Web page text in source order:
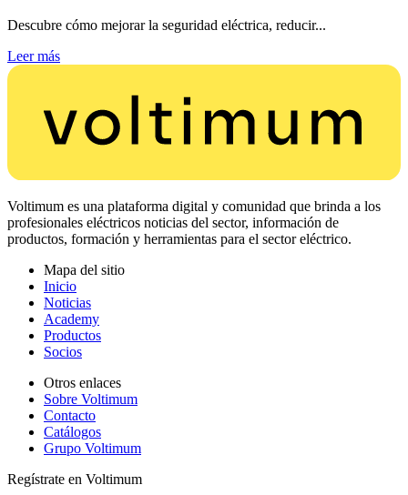
Descubre cómo mejorar la seguridad eléctrica, reducir...
Leer más
Voltimum es una plataforma digital y comunidad que brinda a los
profesionales eléctricos noticias del sector, información de
productos, formación y herramientas para el sector eléctrico.
Mapa del sitio
Inicio
Noticias
Academy
Productos
Socios
Otros enlaces
Sobre Voltimum
Contacto
Catálogos
Grupo Voltimum
Regístrate en Voltimum